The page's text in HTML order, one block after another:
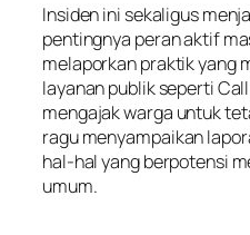
Insiden ini sekaligus
pentingnya peran aktif
melaporkan praktik yang
layanan publik seperti
mengajak warga untuk
ragu menyampaikan
hal-hal yang berpotensi
umum.